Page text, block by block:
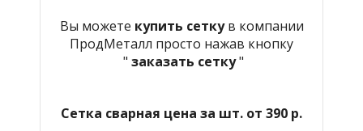
Вы можете купить сеткув компании
ПродМеталл просто нажав кнопку
" заказать сетку"
Сетка сварная цена за шт. от 390 р.